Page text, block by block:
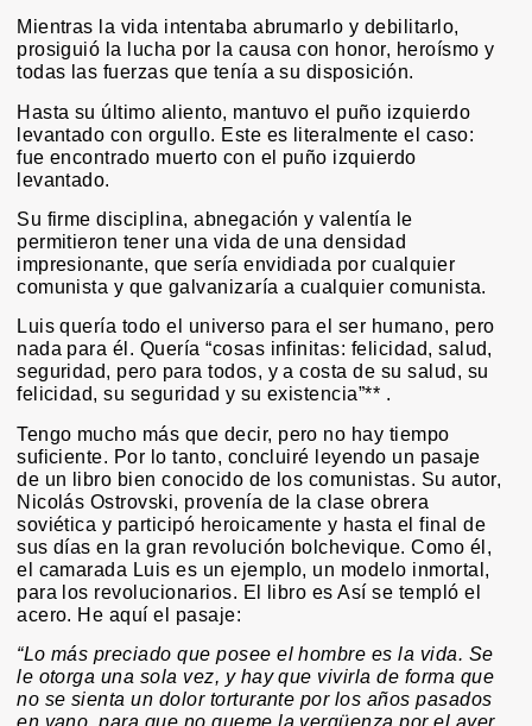
Mientras la vida intentaba abrumarlo y debilitarlo,
prosiguió la lucha por la causa con honor, heroísmo y
todas las fuerzas que tenía a su disposición.
Hasta su último aliento, mantuvo el puño izquierdo
levantado con orgullo. Este es literalmente el caso:
fue encontrado muerto con el puño izquierdo
levantado.
Su firme disciplina, abnegación y valentía le
permitieron tener una vida de una densidad
impresionante, que sería envidiada por cualquier
comunista y que galvanizaría a cualquier comunista.
Luis quería todo el universo para el ser humano, pero
nada para él. Quería “cosas infinitas: felicidad, salud,
seguridad, pero para todos, y a costa de su salud, su
felicidad, su seguridad y su existencia”** .
Tengo mucho más que decir, pero no hay tiempo
suficiente. Por lo tanto, concluiré leyendo un pasaje
de un libro bien conocido de los comunistas. Su autor,
Nicolás Ostrovski, provenía de la clase obrera
soviética y participó heroicamente y hasta el final de
sus días en la gran revolución bolchevique. Como él,
el camarada Luis es un ejemplo, un modelo inmortal,
para los revolucionarios. El libro es Así se templó el
acero. He aquí el pasaje:
“Lo más preciado que posee el hombre es la vida. Se
le otorga una sola vez, y hay que vivirla de forma que
no se sienta un dolor torturante por los años pasados